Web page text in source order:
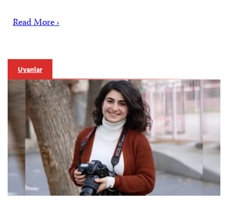
Read More ›
Uyarılar